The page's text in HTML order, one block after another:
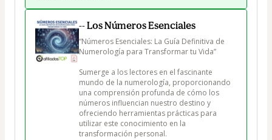
-- Los Números Esenciales
“Números Esenciales: La Guía Definitiva de
Numerología para Transformar tu Vida”
Sumerge a los lectores en el fascinante
mundo de la numerología, proporcionando
una comprensión profunda de cómo los
números influencian nuestro destino y
ofreciendo herramientas prácticas para
utilizar este conocimiento en la
transformación personal.